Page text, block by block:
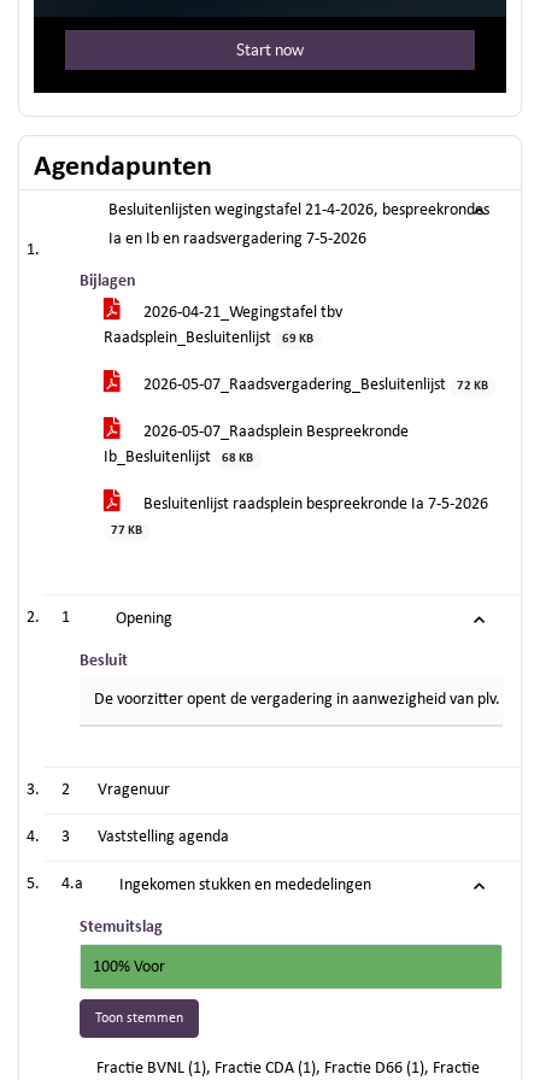
Agendapunten
Besluitenlijsten wegingstafel 21-4-2026, bespreekrondes
Ia en Ib en raadsvergadering 7-5-2026
Bijlagen
2026-04-21_Wegingstafel tbv
Raadsplein_Besluitenlijst
69 KB
2026-05-07_Raadsvergadering_Besluitenlijst 72 KB
2026-05-07_Raadsplein Bespreekronde
Ib_Besluitenlijst
68 KB
Besluitenlijst raadsplein bespreekronde Ia 7-5-2026
77 KB
1 Opening
Besluit
De voorzitter opent de vergadering in aanwezigheid van plv.
2 Vragenuur
3 Vaststelling agenda
4.a Ingekomen stukken en mededelingen
Stemuitslag
100% Voor
Toon stemmen
Fractie BVNL (1), Fractie CDA (1), Fractie D66 (1), Fractie